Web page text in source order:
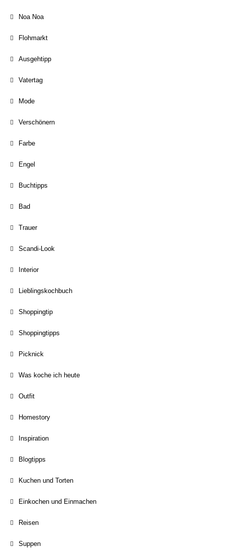
Noa Noa
Flohmarkt
Ausgehtipp
Vatertag
Mode
Verschönern
Farbe
Engel
Buchtipps
Bad
Trauer
Scandi-Look
Interior
Lieblingskochbuch
Shoppingtip
Shoppingtipps
Picknick
Was koche ich heute
Outfit
Homestory
Inspiration
Blogtipps
Kuchen und Torten
Einkochen und Einmachen
Reisen
Suppen